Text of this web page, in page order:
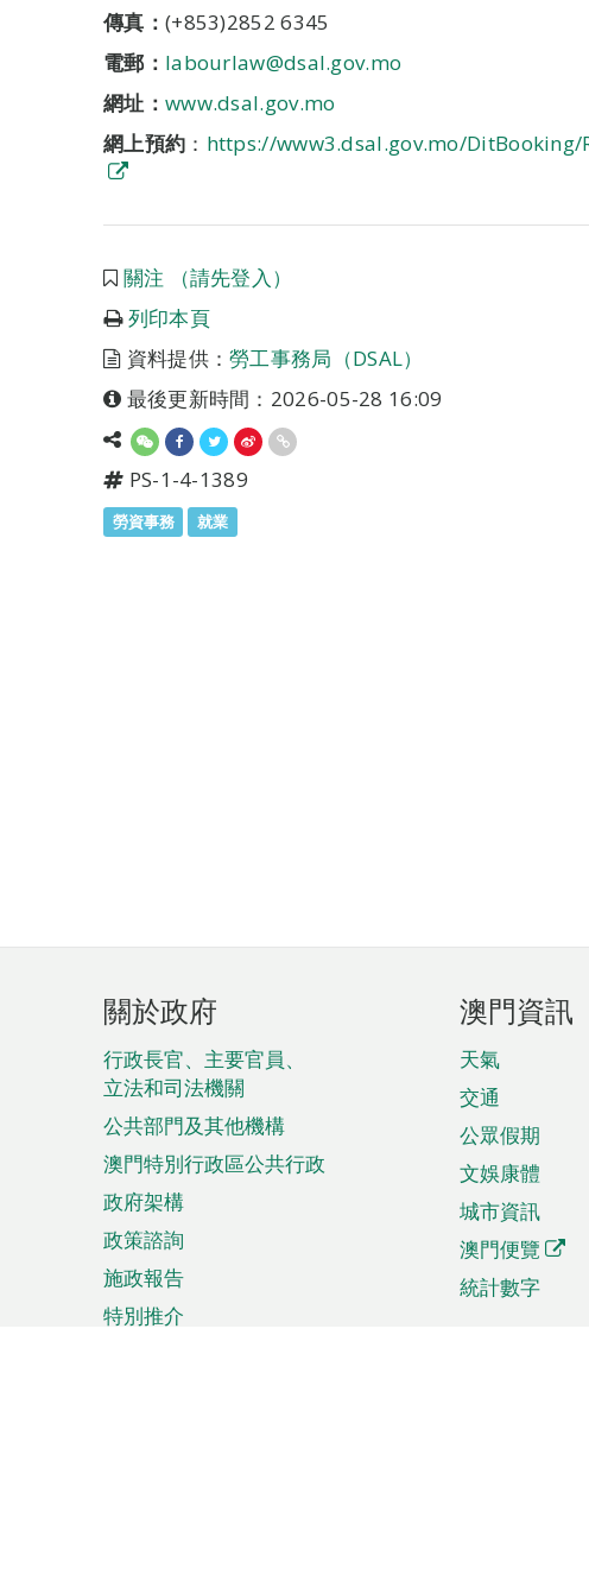
傳真： (+853)2852 6345
電郵： labourlaw@dsal.gov.mo
網址： www.dsal.gov.mo
網上預約 ： https://www3.dsal.gov.mo/DitBooking/
關注 （請先登入）
列印本頁
資料提供：勞工事務局（DSAL）
最後更新時間：2026-05-28 16:09
PS-1-4-1389
勞資事務 就業
頁
腳
菜
單
關於政府
行政長官、主要官員、
立法和司法機關
公共部門及其他機構
澳門特別行政區公共行政
政府架構
政策諮詢
施政報告
特別推介
澳門資訊
天氣
交通
公眾假期
文娛康體
城市資訊
澳門便覽
統計數字